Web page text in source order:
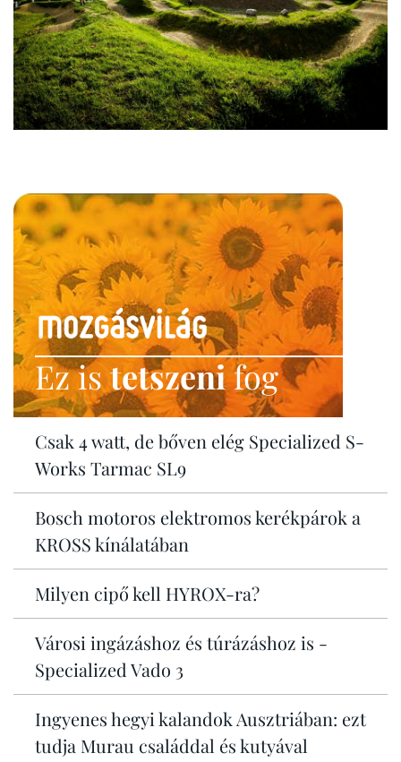
Ez istetszenifog
Csak 4 watt, de bőven elég Specialized S-
Works Tarmac SL9
Bosch motoros elektromos kerékpárok a
KROSS kínálatában
Milyen cipő kell HYROX-ra?
Városi ingázáshoz és túrázáshoz is -
Specialized Vado 3
Ingyenes hegyi kalandok Ausztriában: ezt
tudja Murau családdal és kutyával